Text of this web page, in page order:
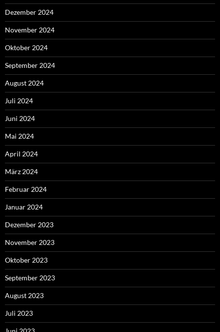
Dezember 2024
November 2024
Oktober 2024
September 2024
August 2024
Juli 2024
Juni 2024
Mai 2024
April 2024
März 2024
Februar 2024
Januar 2024
Dezember 2023
November 2023
Oktober 2023
September 2023
August 2023
Juli 2023